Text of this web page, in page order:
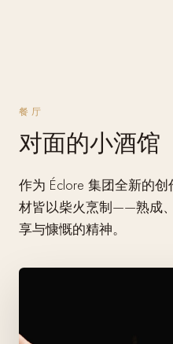
餐厅
对面的小酒馆
作为 Éclore 集团全新的
材皆以柴火烹制——熟成
享与慷慨的精神。